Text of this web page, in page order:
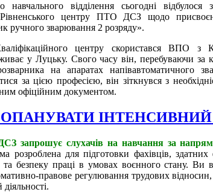
навчального відділення сьогодні відбулося
Рівненського центру ПТО ДСЗ щодо
ручного зварювання 2 розряду».
центру скористався ВПО з
у Луцьку. Свого часу він, перебуваючи за
на апаратах напівавтоматичного
за цією професією, він зіткнувся з
офіційним документом.
ІНТЕНСИВНИЙ
запрошує слухачів на навчання за
розроблена для підготовки фахівців,
безпеку праці в умовах воєнного стану. Ви
правове регулювання трудових